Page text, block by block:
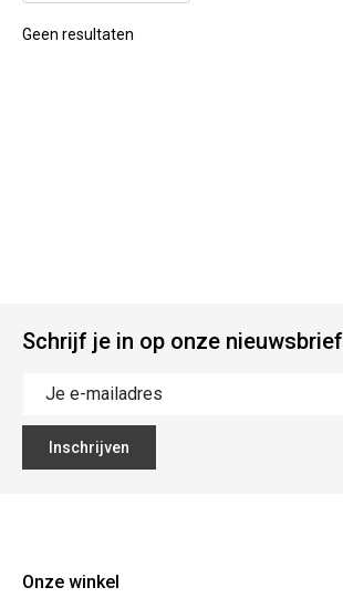
Geen resultaten
Schrijf je in op onze nieuwsbrief
Inschrijven
Onze winkel